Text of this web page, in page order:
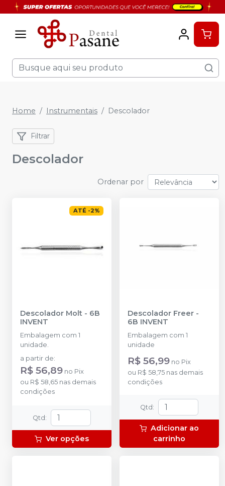
Home Instrumentais Descolador
Filtrar
Descolador
Ordenar por
ATÉ -2%
Descolador Molt - 6B
INVENT
Embalagem com 1
unidade.
a partir de:
R$ 56,89 no Pix
ou R$ 58,65 nas demais
condições
Qtd :
Ver opções
Descolador Freer -
6B INVENT
Embalagem com 1
unidade
R$ 56,99 no Pix
ou R$ 58,75 nas demais
condições
Qtd :
Adicionar ao
carrinho